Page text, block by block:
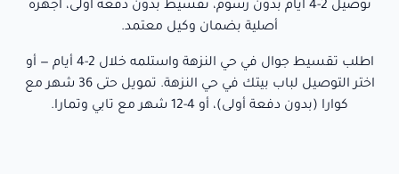
توصيل 2-4 أيام
بدون رسوم، تقسيط بدون دفعة أولى، أجهزة
أصلية بضمان وكيل معتمد.
اطلب تقسيط جوال في حي النزهة واستلمه خلال 2-4 أيام
— أو
اختر التوصيل لباب بيتك في حي النزهة
. تمويل حتى 36 شهر مع
كوارا (بدون دفعة أولى)، أو 4-12 شهر مع تابي وتمارا.